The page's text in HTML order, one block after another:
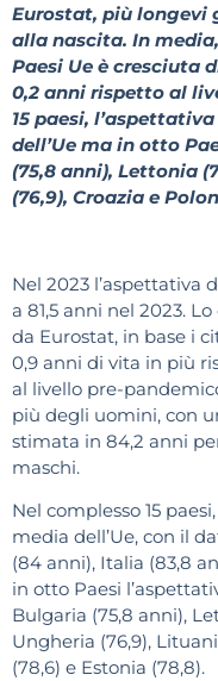
Eurostat, più longevi
alla nascita. In
Paesi Ue è cresciuta
0,2 anni rispetto al
15 paesi,
dell’Ue ma in otto
(75,8 anni), Lettonia
(76,9), Croazia e
Nel 2023 l’aspettativa
a 81,5 anni nel 2023.
da Eurostat, in base i
0,9 anni di vita in più
al livello pre-
più degli uomini, con
stimata in 84,2 anni
maschi.
Nel complesso 15
media dell’Ue, con il
(84 anni), Italia (83,8
in otto Paesi
Bulgaria (75,8 anni),
Ungheria (76,9),
(78,6) e Estonia (78,8).